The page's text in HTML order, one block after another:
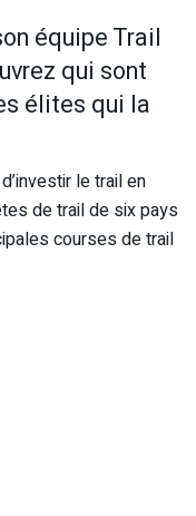
équipe Trail
qui sont
élites qui la
le trail en
de trail de six pays
courses de trail